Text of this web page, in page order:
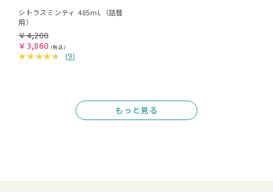
シトラスミンティ 485mL（詰替
用）
￥4,200
￥ 3,860
(9)
もっと見る